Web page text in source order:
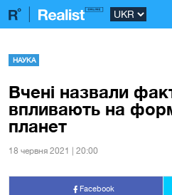
НАУКА
Вчені назвали
впливають на
планет
18 червня 2021 | 20:00
Facebook